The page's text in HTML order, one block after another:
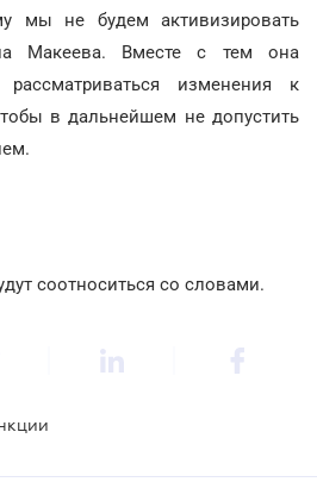
мы не будем активизировать
Макеева. Вместе с тем она
изменения к
в дальнейшем не допустить
соотноситься со словами.